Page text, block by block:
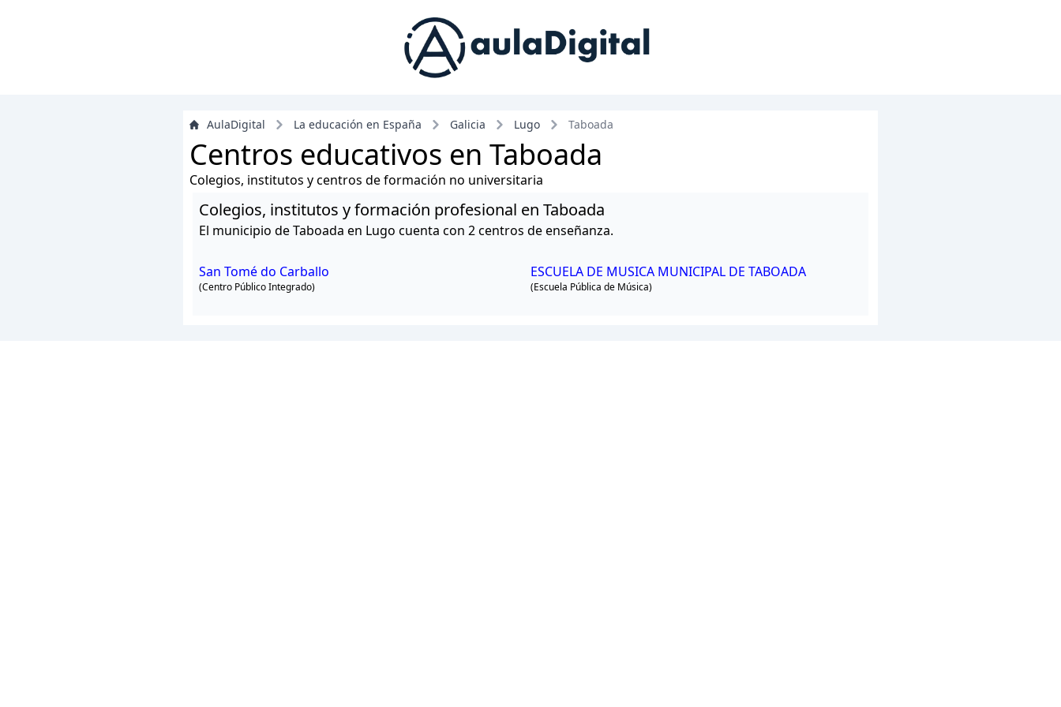
AulaDigital La educación en España Galicia Lugo Taboada
Centros educativos en Taboada
Colegios, institutos y centros de formación no universitaria
Colegios, institutos y formación profesional en Taboada
El municipio de Taboada en Lugo cuenta con 2 centros de enseñanza.
San Tomé do Carballo
(Centro Público Integrado)
ESCUELA DE MUSICA MUNICIPAL DE TABOADA
(Escuela Pública de Música)